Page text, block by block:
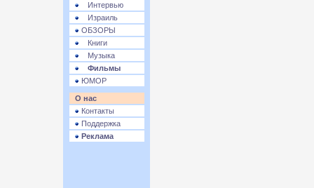
Интервью
Израиль
ОБЗОРЫ
Книги
Музыка
Фильмы
ЮМОР
О нас
Контакты
Поддержка
Реклама